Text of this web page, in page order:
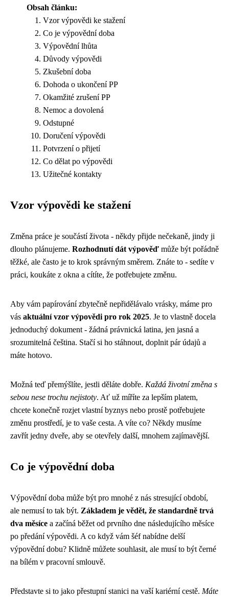
Obsah článku:
Vzor výpovědi ke stažení
Co je výpovědní doba
Výpovědní lhůta
Důvody výpovědi
Zkušební doba
Dohoda o ukončení PP
Okamžité zrušení PP
Nemoc a dovolená
Odstupné
Doručení výpovědi
Potvrzení o přijetí
Co dělat po výpovědi
Užitečné kontakty
Vzor výpovědi ke stažení
Změna práce je součástí života - někdy přijde nečekaně, jindy ji
dlouho plánujeme. Rozhodnutí dát výpověď může být pořádně
těžké, ale často je to krok správným směrem. Znáte to - sedíte v
práci, koukáte z okna a cítíte, že potřebujete změnu.
Aby vám papírování zbytečně nepřidělávalo vrásky, máme pro
vás aktuální vzor výpovědi pro rok 2025. Je to vlastně docela
jednoduchý dokument - žádná právnická latina, jen jasná a
srozumitelná čeština. Stačí si ho stáhnout, doplnit pár údajů a
máte hotovo.
Možná teď přemýšlíte, jestli děláte dobře. Každá životní změna s
sebou nese trochu nejistoty. Ať už míříte za lepším platem,
chcete konečně rozjet vlastní byznys nebo prostě potřebujete
změnu prostředí, je to vaše cesta. A víte co? Někdy musíme
zavřít jedny dveře, aby se otevřely další, mnohem zajímavější.
Co je výpovědní doba
Výpovědní doba může být pro mnohé z nás stresující období,
ale nemusí to tak být. Základem je vědět, že standardně trvá
dva měsíce a začíná běžet od prvního dne následujícího měsíce
po předání výpovědi. A co když vám šéf nabídne delší
výpovědní dobu? Klidně můžete souhlasit, ale musí to být černé
na bílém v pracovní smlouvě.
Představte si to jako přestupní stanici na vaší kariérní cestě. Máte